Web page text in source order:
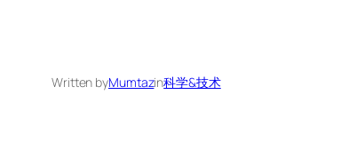
Written byMumtazin科学&技术